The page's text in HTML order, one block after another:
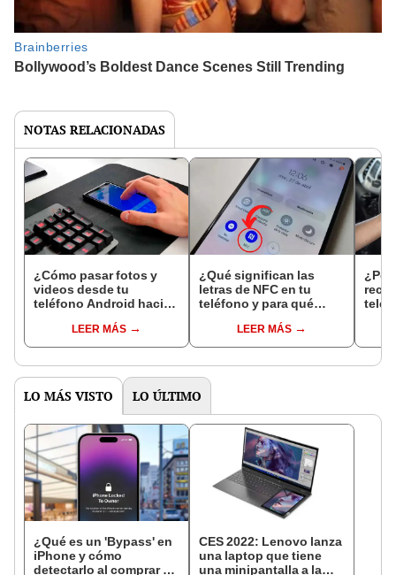
NOTAS RELACIONADAS
¿Cómo pasar fotos y
videos desde tu
teléfono Android hacia
LEER MÁS
¿Qué significan las
letras de NFC en tu
teléfono y para qué
respuestaLEER MÁS
¿Por
LO MÁS VISTO LO ÚLTIMO
¿Qué es un 'Bypass' en
iPhone y cómo
detectarlo al comprar un
CES 2022: Lenovo lanza
una laptop que tiene
una minipantalla a la